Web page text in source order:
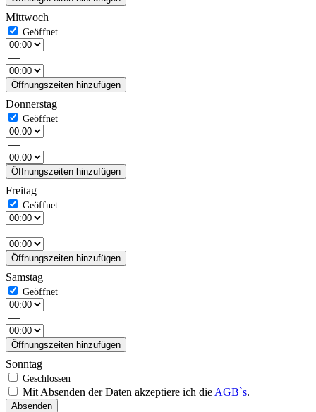
Mittwoch
—
Öffnungszeiten hinzufügen
Donnerstag
—
Öffnungszeiten hinzufügen
Freitag
—
Öffnungszeiten hinzufügen
Samstag
—
Öffnungszeiten hinzufügen
Sonntag
Mit Absenden der Daten akzeptiere ich die AGB`s.
Absenden